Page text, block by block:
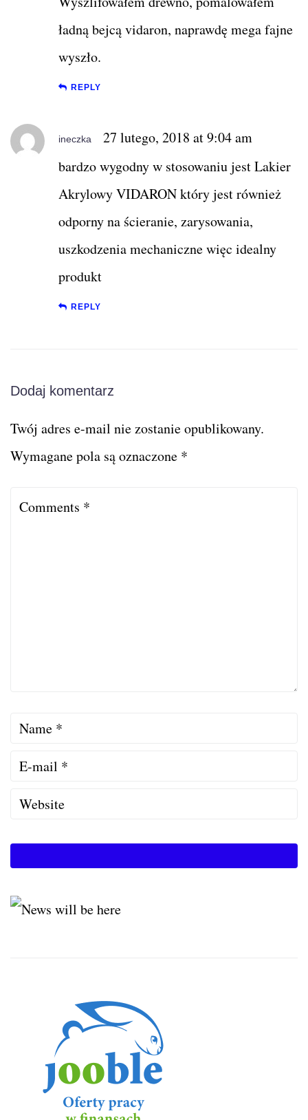
ładną bejcą vidaron, naprawdę mega fajne
wyszło.
REPLY
ineczka
27 lutego, 2018 at 9:04 am
bardzo wygodny w stosowaniu jest Lakier
Akrylowy VIDARON który jest również
odporny na ścieranie, zarysowania,
uszkodzenia mechaniczne więc idealny
produkt
REPLY
Dodaj komentarz
Twój adres e-mail nie zostanie opublikowany.
Wymagane pola są oznaczone *